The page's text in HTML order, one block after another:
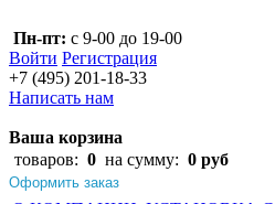
Пн-пт: с 9-00 до 19-00
Войти Регистрация
+7 (495) 201-18-33
Написать нам
Ваша корзина
товаров: 0 на сумму: 0 руб
Оформить заказ